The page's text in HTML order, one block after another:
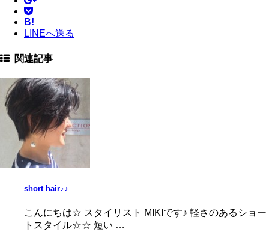
B!
LINEへ送る
関連記事
short hair♪♪
こんにちは☆ スタイリスト MIKIです♪ 軽さのあるショー
トスタイル☆☆ 短い …